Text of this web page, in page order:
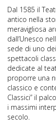
Dal 1585 il
antico nella
meravigliosa
dall’Unesco
sede di uno
spettacoli
dedicate al
proporre una
classico e
Classici” il
i massimi
secolo.